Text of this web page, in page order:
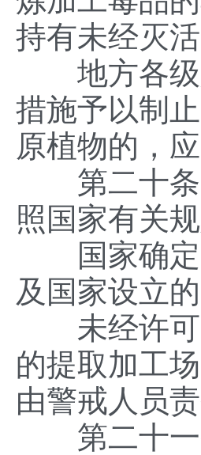
持有未经灭
地方各级
措施予以制
原植物的，
第二十条
照国家有关
国家确定
及国家设立
未经许可
的提取加工
由警戒人员
第二十一